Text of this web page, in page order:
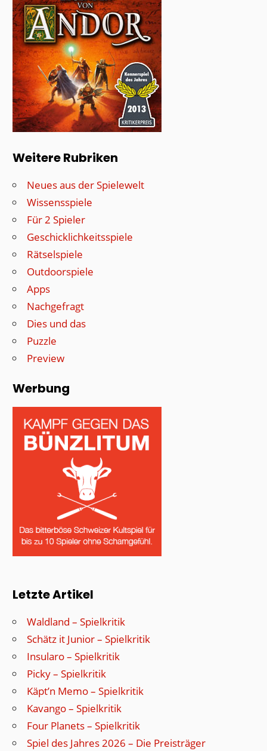
Weitere Rubriken
Neues aus der Spielewelt
Wissensspiele
Für 2 Spieler
Geschicklichkeitsspiele
Rätselspiele
Outdoorspiele
Apps
Nachgefragt
Dies und das
Puzzle
Preview
Werbung
Letzte Artikel
Waldland – Spielkritik
Schätz it Junior – Spielkritik
Insularo – Spielkritik
Picky – Spielkritik
Käpt’n Memo – Spielkritik
Kavango – Spielkritik
Four Planets – Spielkritik
Spiel des Jahres 2026 – Die Preisträger